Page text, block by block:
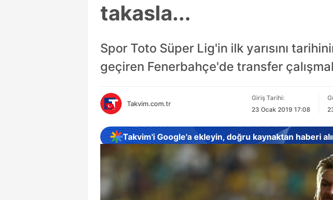
takasla...
Spor Toto Süper Lig'in ilk yarısını
geçiren Fenerbahçe'de transfer
Takvim.com.tr
Giriş Tarihi:
23 Ocak 2019 17:08
Takvim'i Google'a ekleyin, doğru kaynaktan haberi